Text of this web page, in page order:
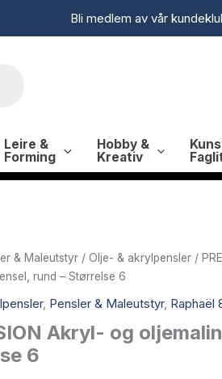
Bli medlem av vår
Leire &
Forming
Hobby &
Kreativ
& Maleutstyr / Olje- & akrylpensler /
rund – Størrelse 6
, Pensler & Maleutstyr, Raphaël
Akryl- og
6